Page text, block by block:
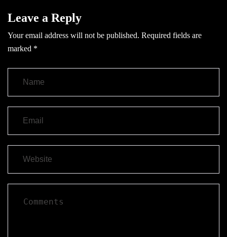
Leave a Reply
Your email address will not be published. Required fields are
marked *